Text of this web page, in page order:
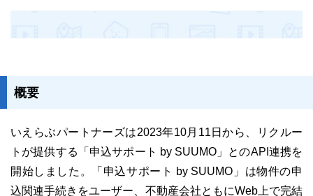
特長 サービス一覧 プラン
概要
いえらぶパートナーズは2023年10月11日から、リクルー
トが提供する「申込サポート by SUUMO」とのAPI連携を
開始しました。「申込サポート by SUUMO」は物件の申
込関連手続きをユーザー、不動産会社ともにWeb上で完結